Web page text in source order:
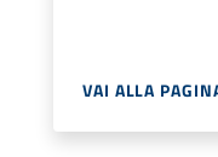
VAI ALLA